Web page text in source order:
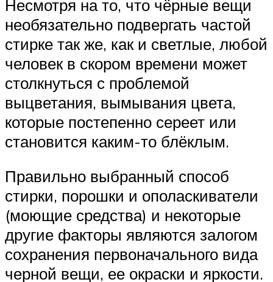
Несмотря на то, что чёрные вещи
необязательно подвергать частой
стирке так же, как и светлые, любой
человек в скором времени может
столкнуться с проблемой
выцветания, вымывания цвета,
которые постепенно сереет или
становится каким-то блёклым.
Правильно выбранный способ
стирки, порошки и ополаскиватели
(моющие средства) и некоторые
другие факторы являются залогом
сохранения первоначального вида
черной вещи, ее окраски и яркости.